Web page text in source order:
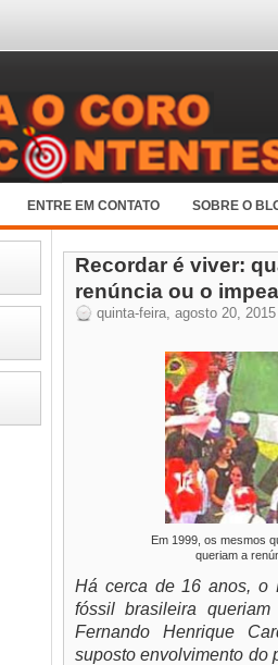
ENTRE EM CONTATO SOBRE O
Recordar é viver:
renúncia ou o
quinta-feira, agosto 20, 2015
Em 1999, os mesmos
queriam a
Há cerca de 16 anos, o
fóssil brasileira
Fernando Henrique
suposto envolvimento do